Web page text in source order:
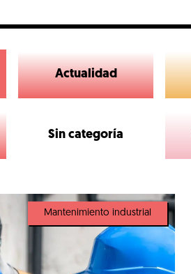
Actualidad
Sin categoría
Mantenimiento industrial